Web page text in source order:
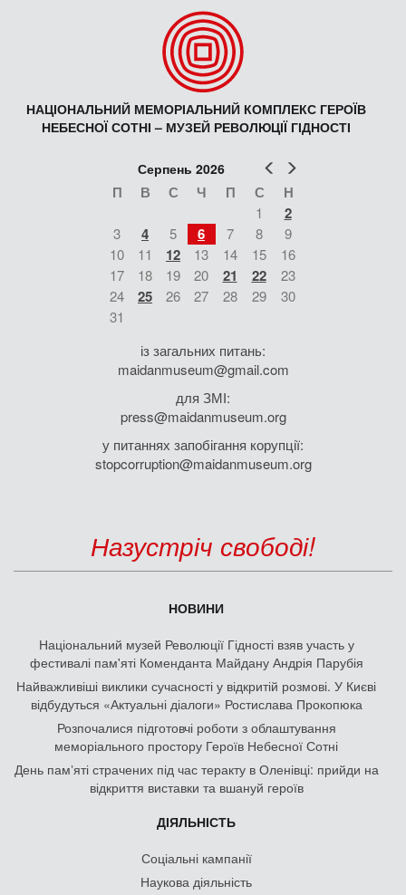
НАЦІОНАЛЬНИЙ МЕМОРІАЛЬНИЙ КОМПЛЕКС ГЕРОЇВ
НЕБЕСНОЇ СОТНІ – МУЗЕЙ РЕВОЛЮЦІЇ ГІДНОСТІ
Попер
Серпень 2026
П В С Ч П С Н
1 2
3 4 5 6 7 8
9
10
11 12 13 14 15
16
17
18 19 20 21 22
23
24
25 26 27 28 29
30
31
із загальних питань:
maidanmuseum@gmail.com
для ЗМІ:
press@maidanmuseum.org
у питаннях запобігання корупції:
stopcorruption@maidanmuseum.org
Назустріч свободі!
НОВИНИ
Національний музей Революції Гідності взяв участь у
фестивалі пам'яті Коменданта Майдану Андрія Парубія
Найважливіші виклики сучасності у відкритій розмові. У Києві
відбудуться «Актуальні діалоги» Ростислава Прокопюка
Розпочалися підготовчі роботи з облаштування
меморіального простору Героїв Небесної Сотні
День памʼяті страчених під час теракту в Оленівці: прийди на
відкриття виставки та вшануй героїв
ДІЯЛЬНІСТЬ
Соціальні кампанії
Наукова діяльність